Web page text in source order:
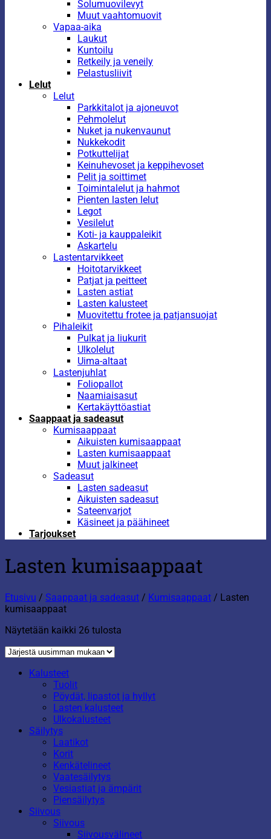
Solumuovilevyt
Muut vaahtomuovit
Vapaa-aika
Laukut
Kuntoilu
Retkeily ja veneily
Pelastusliivit
Lelut
Lelut
Parkkitalot ja ajoneuvot
Pehmolelut
Nuket ja nukenvaunut
Nukkekodit
Potkuttelijat
Keinuhevoset ja keppihevoset
Pelit ja soittimet
Toimintalelut ja hahmot
Pienten lasten lelut
Legot
Vesilelut
Koti- ja kauppaleikit
Askartelu
Lastentarvikkeet
Hoitotarvikkeet
Patjat ja peitteet
Lasten astiat
Lasten kalusteet
Muovitettu frotee ja patjansuojat
Pihaleikit
Pulkat ja liukurit
Ulkolelut
Uima-altaat
Lastenjuhlat
Foliopallot
Naamiaisasut
Kertakäyttöastiat
Saappaat ja sadeasut
Kumisaappaat
Aikuisten kumisaappaat
Lasten kumisaappaat
Muut jalkineet
Sadeasut
Lasten sadeasut
Aikuisten sadeasut
Sateenvarjot
Käsineet ja päähineet
Tarjoukset
Lasten kumisaappaat
Etusivu / Saappaat ja sadeasut / Kumisaappaat / Lasten
kumisaappaat
Näytetään kaikki 26 tulosta
Kalusteet
Tuolit
Pöydät, lipastot ja hyllyt
Lasten kalusteet
Ulkokalusteet
Säilytys
Laatikot
Korit
Kenkätelineet
Vaatesäilytys
Vesiastiat ja ämpärit
Piensäilytys
Siivous
Siivous
Siivousvälineet